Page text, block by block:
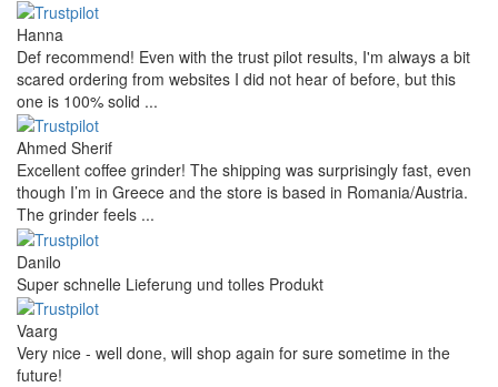
Hanna
Def recommend! Even with the trust pilot results, I'm always a bit
scared ordering from websites I did not hear of before, but this
one is 100% solid ...
Ahmed Sherif
Excellent coffee grinder! The shipping was surprisingly fast, even
though I’m in Greece and the store is based in Romania/Austria.
The grinder feels ...
Danilo
Super schnelle Lieferung und tolles Produkt
Vaarg
Very nice - well done, will shop again for sure sometime in the
future!